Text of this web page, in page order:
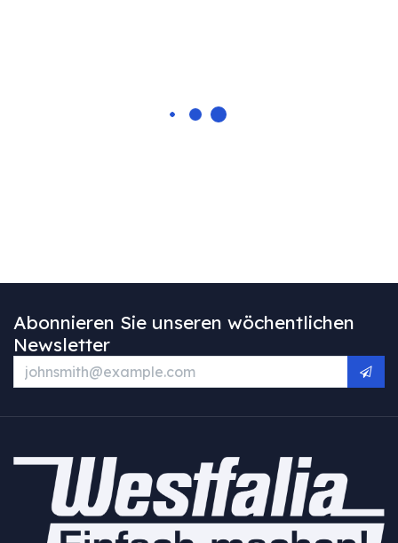
Abonnieren Sie unseren wöchentlichen
Newsletter